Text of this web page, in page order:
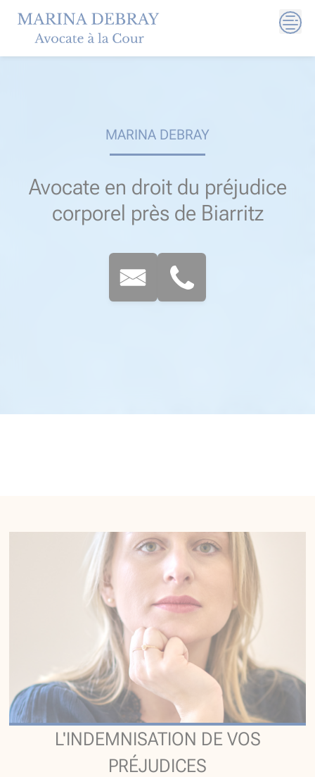
content
MARINA DEBRAY
Avocate en droit du préjudice
corporel près de Biarritz
L'INDEMNISATION DE VOS
PRÉJUDICES